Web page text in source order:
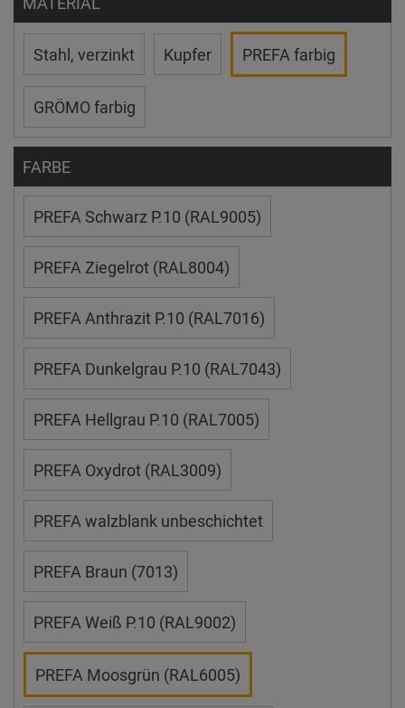
Stahl, verzinkt Kupfer PREFA farbig
GRÖMO farbig
FARBE
PREFA Schwarz P.10 (RAL9005)
PREFA Ziegelrot (RAL8004)
PREFA Anthrazit P.10 (RAL7016)
PREFA Dunkelgrau P.10 (RAL7043)
PREFA Hellgrau P.10 (RAL7005)
PREFA Oxydrot (RAL3009)
PREFA walzblank unbeschichtet
PREFA Braun (7013)
PREFA Weiß P.10 (RAL9002)
PREFA Moosgrün (RAL6005)